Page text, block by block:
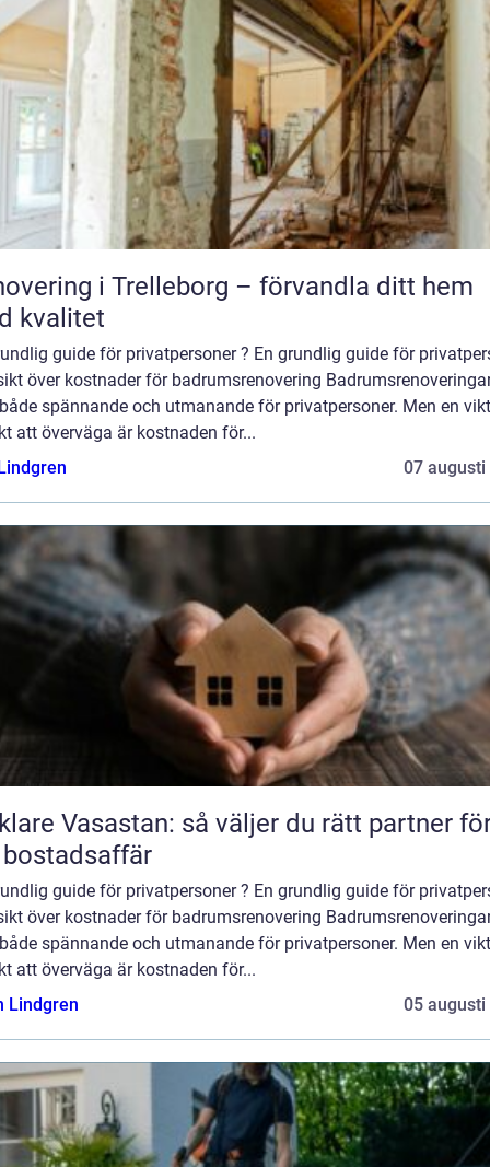
i Trelleborg – förvandla ditt hem
kvalitet
guide för privatpersoner ? En grundlig guide för
över kostnader för badrumsrenovering
spännande och utmanande för privatpersoner. Men en
att överväga är kostnaden för...
07 augusti
Vasastan: så väljer du rätt partner
guide för privatpersoner ? En grundlig guide för
över kostnader för badrumsrenovering
spännande och utmanande för privatpersoner. Men en
att överväga är kostnaden för...
Lindgren
05 augusti